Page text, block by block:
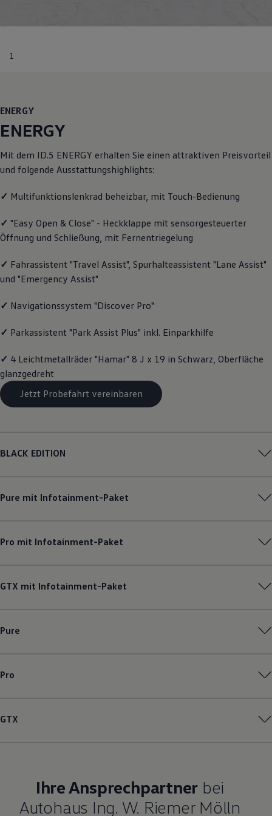
Digitale Extras
Dienste für Ihr Modell finden
Volkswagen Apps, Login und Shop
Handy und Fahrzeug verbinden
Über Ihr Auto
Kundeninformationen
Volkswagen Kundenbetreuung
Warn- und Kontrollleuchten
Digitale Betriebsanleitung
Live Beratung
Magazin
Transport
Elektromobilität
Volkswagen R
Volkswagen Kundenbetreuung
1
ENERGY
ENERGY
Mit dem ID.5 ENERGY erhalten Sie einen attraktiven Preisvorteil
und folgende Ausstattungshighlights:
✓ Multifunktionslenkrad beheizbar, mit Touch-Bedienung
✓ "Easy Open & Close" - Heckklappe mit sensorgesteuerter
Öffnung und Schließung, mit Fernentriegelung
✓ Fahrassistent "Travel Assist", Spurhalteassistent "Lane Assist"
und "Emergency Assist"
✓ Navigationssystem "Discover Pro"
✓ Parkassistent "Park Assist Plus" inkl. Einparkhilfe
✓ 4 Leichtmetallräder "Hamar" 8 J x 19 in Schwarz, Oberfläche
glanzgedreht
Jetzt Probefahrt vereinbaren
BLACK EDITION
Pure mit Infotainment-Paket
Pro mit Infotainment-Paket
GTX mit Infotainment-Paket
Pure
Pro
GTX
Ihre Ansprechpartner bei
Autohaus Ing. W. Riemer Mölln